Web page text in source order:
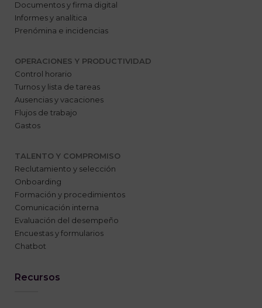
Documentos y firma digital
Informes y analítica
Prenómina e incidencias
OPERACIONES Y PRODUCTIVIDAD
Control horario
Turnos y lista de tareas
Ausencias y vacaciones
Flujos de trabajo
Gastos
TALENTO Y COMPROMISO
Reclutamiento y selección
Onboarding
Formación y procedimientos
Comunicación interna
Evaluación del desempeño
Encuestas y formularios
Chatbot
Recursos